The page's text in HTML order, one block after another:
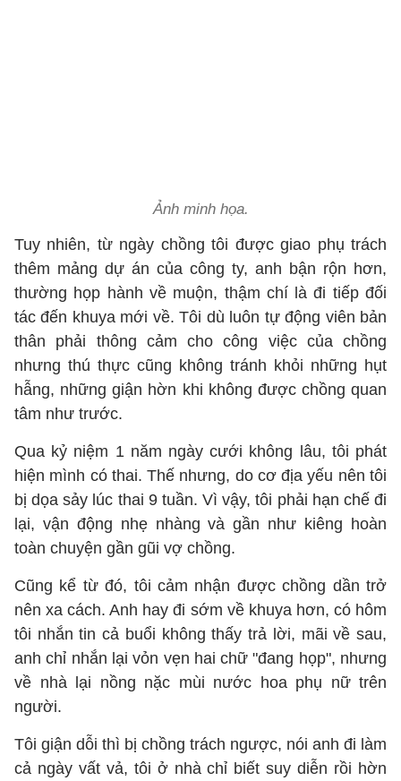
Ảnh minh họa.
Tuy nhiên, từ ngày chồng tôi được giao phụ trách
thêm mảng dự án của công ty, anh bận rộn hơn,
thường họp hành về muộn, thậm chí là đi tiếp đối
tác đến khuya mới về. Tôi dù luôn tự động viên bản
thân phải thông cảm cho công việc của chồng
nhưng thú thực cũng không tránh khỏi những hụt
hẫng, những giận hờn khi không được chồng quan
tâm như trước.
Qua kỷ niệm 1 năm ngày cưới không lâu, tôi phát
hiện mình có thai. Thế nhưng, do cơ địa yếu nên tôi
bị dọa sảy lúc thai 9 tuần. Vì vậy, tôi phải hạn chế đi
lại, vận động nhẹ nhàng và gần như kiêng hoàn
toàn chuyện gần gũi vợ chồng.
Cũng kể từ đó, tôi cảm nhận được chồng dần trở
nên xa cách. Anh hay đi sớm về khuya hơn, có hôm
tôi nhắn tin cả buổi không thấy trả lời, mãi về sau,
anh chỉ nhắn lại vỏn vẹn hai chữ "đang họp", nhưng
về nhà lại nồng nặc mùi nước hoa phụ nữ trên
người.
Tôi giận dỗi thì bị chồng trách ngược, nói anh đi làm
cả ngày vất vả, tôi ở nhà chỉ biết suy diễn rồi hờn